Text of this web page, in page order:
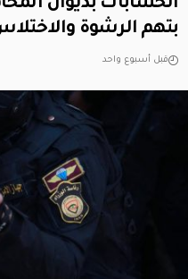
الحسابات بديوان
بتهم الرشوة
قبل أسبوع واحد